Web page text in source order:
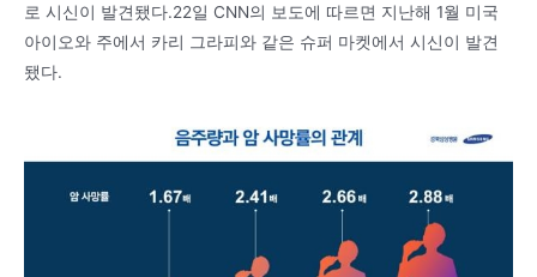
로 시신이 발견됐다.22일 CNN의 보도에 따르면 지난해 1월 미국
아이오와 주에서 카리 그라피와 같은 슈퍼 마켓에서 시신이 발견
됐다.